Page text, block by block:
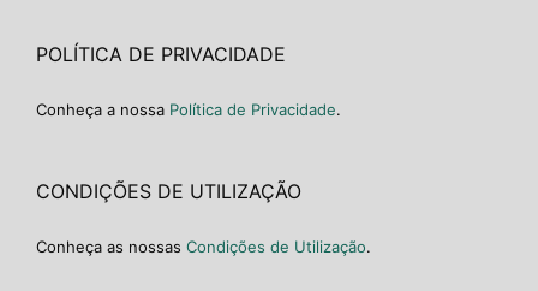
POLÍTICA DE PRIVACIDADE
Conheça a nossa Política de Privacidade.
CONDIÇÕES DE UTILIZAÇÃO
Conheça as nossas Condições de Utilização.